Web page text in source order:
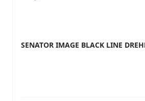
SENATOR IMAGE BLACK LINE